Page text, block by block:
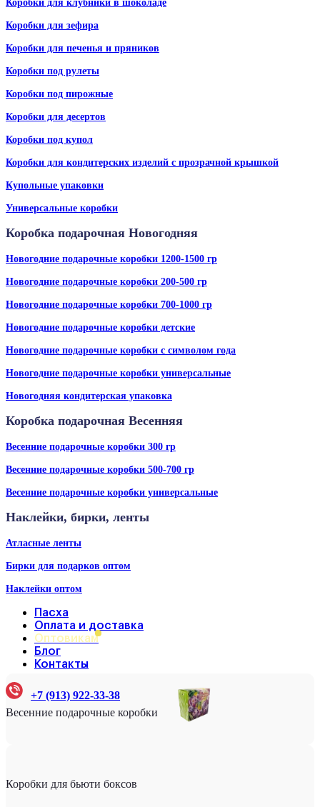
Коробки для зефира
Коробки для печенья и пряников
Коробки под рулеты
Коробки под пирожные
Коробки для десертов
Коробки под купол
Коробки для кондитерских изделий с прозрачной крышкой
Купольные упаковки
Универсальные коробки
Коробка подарочная Новогодняя
Новогодние подарочные коробки 1200-1500 гр
Новогодние подарочные коробки 200-500 гр
Новогодние подарочные коробки 700-1000 гр
Новогодние подарочные коробки детские
Новогодние подарочные коробки с символом года
Новогодние подарочные коробки универсальные
Новогодняя кондитерская упаковка
Коробка подарочная Весенняя
Весенние подарочные коробки 300 гр
Весенние подарочные коробки 500-700 гр
Весенние подарочные коробки универсальные
Наклейки, бирки, ленты
Атласные ленты
Бирки для подарков оптом
Наклейки оптом
Пасха
Оплата и доставка
Оптовикам
Блог
Контакты
+7 (913) 922-33-38
Весенние подарочные коробки
Коробки для бьюти боксов